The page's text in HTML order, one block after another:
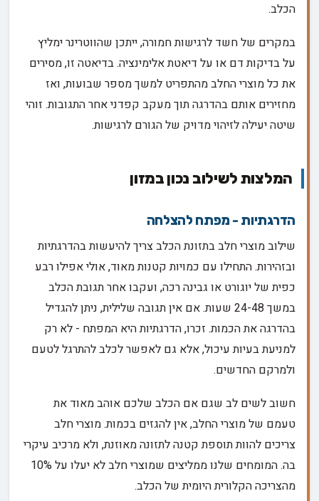
הכלב.
במקרים של חשד לרגישות חמורה, ייתכן שהווטרינר ימליץ
על בדיקות דם או על דיאטת אלימינציה. בדיאטה זו, מסירים
את כל מוצרי החלב מהתפריט למשך מספר שבועות, ואז
מחזירים אותם בהדרגה תוך מעקב קפדני אחר התגובות. זוהי
שיטה יעילה לזיהוי מדויק של הגורם לרגישות.
המלצות לשילוב נכון במזון
הדרגתיות - מפתח להצלחה
שילוב מוצרי חלב בתזונת הכלב צריך להיעשות בהדרגתיות
ובזהירות. התחילו עם כמויות קטנות מאוד, אולי אפילו רבע
כפית של יוגורט או גבינה רכה, ועקבו אחר תגובת הכלב
במשך 24-48 שעות. אם אין תגובה שלילית, ניתן להגדיל
בהדרגה את הכמות. זכרו, הדרגתיות היא המפתח - לא רק
למניעת בעיות עיכול, אלא גם לאפשר לכלב להתרגל לטעם
ולמרקם החדשים.
חשוב לשים לב שגם אם הכלב שלכם אוהב מאוד את
טעמם של מוצרי החלב, אין להגזים בכמות. מוצרי חלב
צריכים להוות תוספת קטנה לתזונה מאוזנת, ולא מרכיב עיקרי
בה. המומחים שלנו ממליצים שמוצרי חלב לא יעלו על 10%
מהצריכה הקלורית היומית של הכלב.